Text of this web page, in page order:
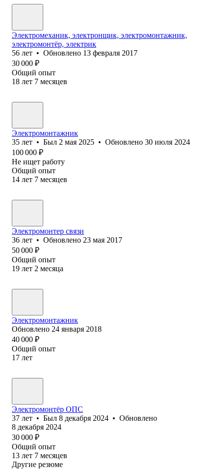
Электромеханик, электронщик, электромонтажник,
электромонтёр, электрик
56 лет • Обновлено 13 февраля 2017
30 000 ₽
Общий опыт
18 лет 7 месяцев
Электромонтажник
35 лет • Был 2 мая 2025 • Обновлено 30 июля 2024
100 000 ₽
Не ищет работу
Общий опыт
14 лет 7 месяцев
Электромонтер связи
36 лет • Обновлено 23 мая 2017
50 000 ₽
Общий опыт
19 лет 2 месяца
Электромонтажник
Обновлено 24 января 2018
40 000 ₽
Общий опыт
17 лет
Электромонтёр ОПС
37 лет • Был 8 декабря 2024 • Обновлено
8 декабря 2024
30 000 ₽
Общий опыт
13 лет 7 месяцев
Другие резюме